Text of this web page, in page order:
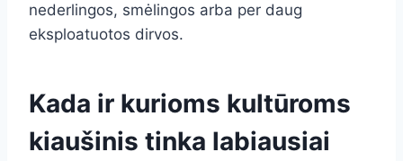
nederlingos, smėlingos arba per daug
eksploatuotos dirvos.
Kada ir kurioms kultūroms
kiaušinis tinka labiausiai